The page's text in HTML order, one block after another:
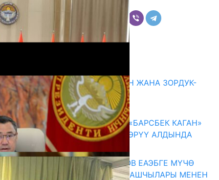
Комментарийлер
ГЕНДЕРДИК БАСМЫРЛООДОН ЖАНА ЗОРДУК-
ЗОМБУЛУКТАН КОРГОО
07.08.2026
КЫРГЫЗ ТАРЫХЫ ТАСМАДА: «БАРСБЕК КАГАН»
КӨРКӨМ ТАСМАСЫ ЖАРЫК КӨРҮҮ АЛДЫНДА
07.08.2026
ПРЕЗИДЕНТ САДЫР ЖАПАРОВ ЕАЭБГЕ МҮЧӨ
МАМЛЕКЕТТЕРДИН ӨКМӨТ БАШЧЫЛАРЫ МЕНЕН